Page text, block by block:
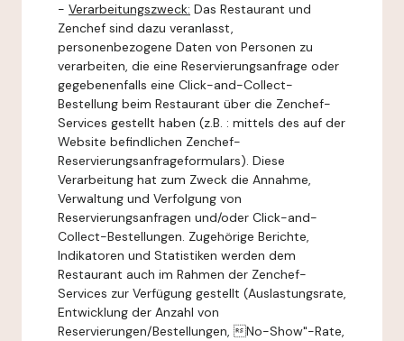
- Verarbeitungszweck: Das Restaurant und
Zenchef sind dazu veranlasst,
personenbezogene Daten von Personen zu
verarbeiten, die eine Reservierungsanfrage oder
gegebenenfalls eine Click-and-Collect-
Bestellung beim Restaurant über die Zenchef-
Services gestellt haben (z.B. : mittels des auf der
Website befindlichen Zenchef-
Reservierungsanfrageformulars). Diese
Verarbeitung hat zum Zweck die Annahme,
Verwaltung und Verfolgung von
Reservierungsanfragen und/oder Click-and-
Collect-Bestellungen. Zugehörige Berichte,
Indikatoren und Statistiken werden dem
Restaurant auch im Rahmen der Zenchef-
Services zur Verfügung gestellt (Auslastungsrate,
Entwicklung der Anzahl von
Reservierungen/Bestellungen, No-Show"-Rate,